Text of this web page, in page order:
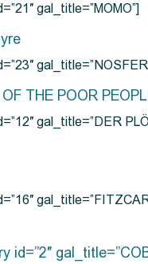
gal_title=”MOMO”]
THE POOR
gal_title=”DER
id=”2″